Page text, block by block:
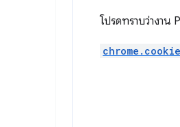
โปรดทราบว่างา